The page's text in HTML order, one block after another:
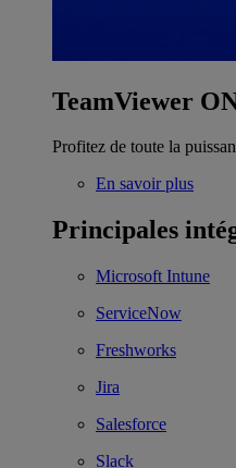
TeamViewer
Profitez de toute la
En savoir plus
Principales
Microsoft Intune
ServiceNow
Freshworks
Jira
Salesforce
Slack